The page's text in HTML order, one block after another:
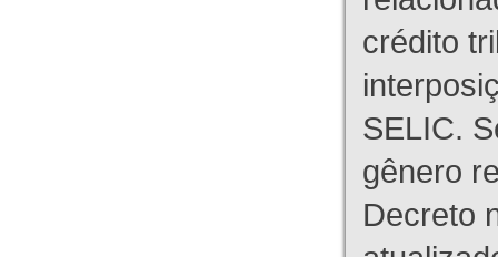
crédito
SELIC.
gênero
Decreto